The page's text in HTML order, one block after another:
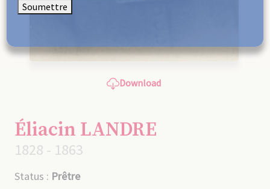
Download
Éliacin LANDRE
1828 - 1863
Status : Prêtre
Soumettre